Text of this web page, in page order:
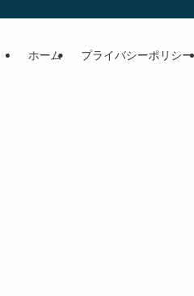
ホーム プライバシーポリシー